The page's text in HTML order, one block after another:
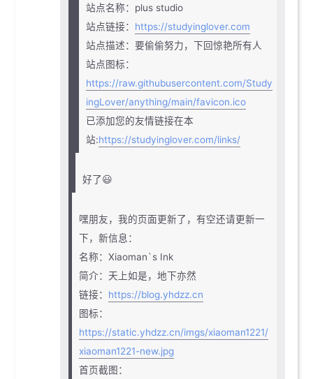
站点名称：plus studio
站点链接： https://studyinglover.com
站点描述：要偷偷努力，下回惊艳所有人
站点图标：
https://raw.githubusercontent.com/Study
ingLover/anything/main/favicon.ico
已添加您的友情链接在本
站:https://studyinglover.com/links/
好了😃
嘿朋友，我的页面更新了，有空还请更新一
下，新信息：
名称：Xiaoman`s Ink
简介：天上如是，地下亦然
链接： https://blog.yhdzz.cn
图标：
https://static.yhdzz.cn/imgs/xiaoman1221/
xiaoman1221-new.jpg
首页截图：